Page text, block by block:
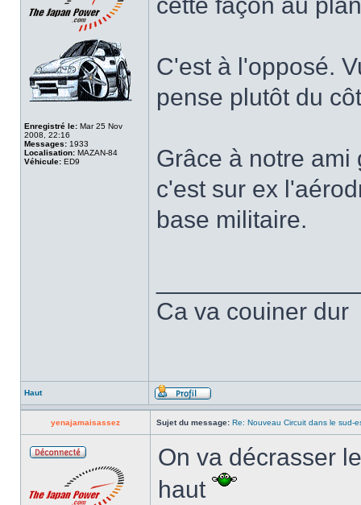
Enregistré le: Mar 25 Nov
2008, 22:16
Messages: 1933
Localisation: MAZAN-84
Véhicule: ED9
C'est à l'opposé.
pense plutôt du
Grâce à notre ami
c'est sur ex
base militaire.
Ca va couiner dur
Haut
yenajamaisassez Sujet du message: Re: Nouveau Circuit dans le sud-
On va décrasser
haut